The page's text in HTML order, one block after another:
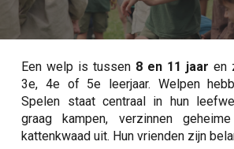
Een welp is tussen 8 en 11 jaar en
3e, 4e of 5e leerjaar. Welpen
Spelen staat centraal in hun
graag kampen, verzinnen
kattenkwaad uit. Hun vrienden zijn